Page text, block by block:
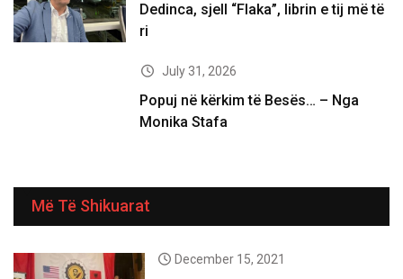
Dedinca, sjell “Flaka”, librin e tij më të
ri
July 31, 2026
Popuj në kërkim të Besës… – Nga
Monika Stafa
Më Të Shikuarat
December 15, 2021